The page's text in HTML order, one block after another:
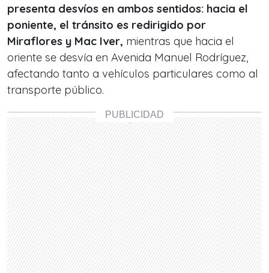
presenta desvíos en ambos sentidos: hacia el
poniente, el tránsito es redirigido por
Miraflores y Mac Iver, mientras que hacia el
oriente se desvía en Avenida Manuel Rodríguez,
afectando tanto a vehículos particulares como al
transporte público.